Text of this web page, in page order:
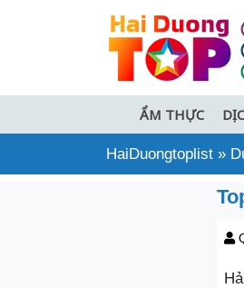
ẨM THỰC
HaiDuongtoplist »